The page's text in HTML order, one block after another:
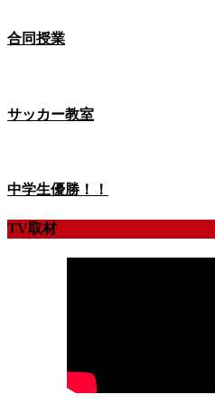
合同授業
サッカー教室
中学生優勝！！
TV取材